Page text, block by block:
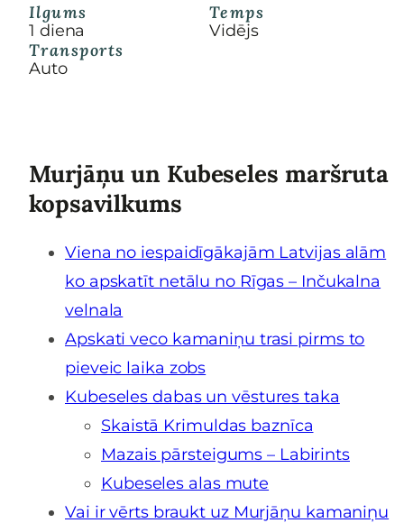
Ilgums
1 diena
Temps
Vidējs
Transports
Auto
Murjāņu un Kubeseles maršruta
kopsavilkums
Viena no iespaidīgākajām Latvijas alām
ko apskatīt netālu no Rīgas – Inčukalna
velnala
Apskati veco kamaniņu trasi pirms to
pieveic laika zobs
Kubeseles dabas un vēstures taka
Skaistā Krimuldas baznīca
Mazais pārsteigums – Labirints
Kubeseles alas mute
Vai ir vērts braukt uz Murjāņu kamaniņu